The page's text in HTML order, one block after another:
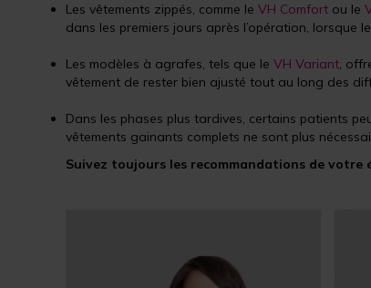
Les vêtements zippés, comme le VH Comfort ou le
dans les premiers jours après l’opération, lorsque
Les modèles à agrafes, tels que le VH Variant,
vêtement de rester bien ajusté tout au long des
Dans les phases plus tardives, certains patients
vêtements gainants complets ne sont plus
Suivez toujours les recommandations de votre